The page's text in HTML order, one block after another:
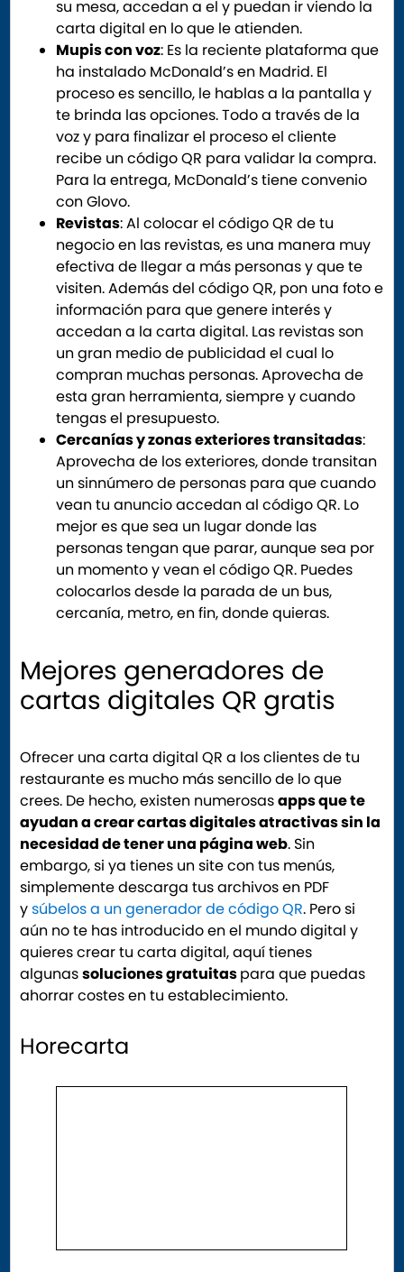
su mesa, accedan a el y puedan ir viendo la
carta digital en lo que le atienden.
Mupis con voz: Es la reciente plataforma que
ha instalado McDonald’s en Madrid. El
proceso es sencillo, le hablas a la pantalla y
te brinda las opciones. Todo a través de la
voz y para finalizar el proceso el cliente
recibe un código QR para validar la compra.
Para la entrega, McDonald’s tiene convenio
con Glovo.
Revistas: Al colocar el código QR de tu
negocio en las revistas, es una manera muy
efectiva de llegar a más personas y que te
visiten. Además del código QR, pon una foto e
información para que genere interés y
accedan a la carta digital. Las revistas son
un gran medio de publicidad el cual lo
compran muchas personas. Aprovecha de
esta gran herramienta, siempre y cuando
tengas el presupuesto.
Cercanías y zonas exteriores transitadas:
Aprovecha de los exteriores, donde transitan
un sinnúmero de personas para que cuando
vean tu anuncio accedan al código QR. Lo
mejor es que sea un lugar donde las
personas tengan que parar, aunque sea por
un momento y vean el código QR. Puedes
colocarlos desde la parada de un bus,
cercanía, metro, en fin, donde quieras.
Mejores generadores de
cartas digitales QR gratis
Ofrecer una carta digital QR a los clientes de tu
restaurante es mucho más sencillo de lo que
crees. De hecho, existen numerosasapps que te
ayudan a crear cartas digitales atractivas sin la
necesidad de tener una página web. Sin
embargo, si ya tienes un site con tus menús,
simplemente descarga tus archivos en PDF
ysúbelos a un generador de código QR. Pero si
aún no te has introducido en el mundo digital y
quieres crear tu carta digital, aquí tienes
algunassoluciones gratuitaspara que puedas
ahorrar costes en tu establecimiento.
Horecarta